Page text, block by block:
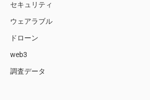
セキュリティ
ウェアラブル
ドローン
web3
調査データ